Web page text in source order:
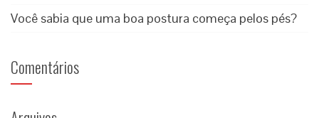
Você sabia que uma boa postura começa pelos pés?
Comentários